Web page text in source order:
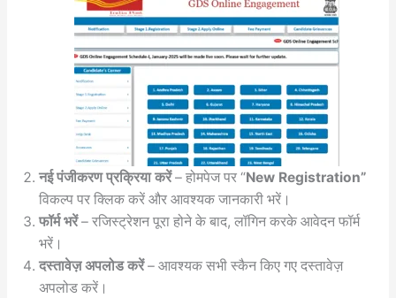
नई पंजीकरण प्रक्रिया करें– होमपेज पर “New Registration”
विकल्प पर क्लिक करें और आवश्यक जानकारी भरें।
फॉर्म भरें– रजिस्ट्रेशन पूरा होने के बाद, लॉगिन करके आवेदन फॉर्म
भरें।
दस्तावेज़ अपलोड करें– आवश्यक सभी स्कैन किए गए दस्तावेज़
अपलोड करें।